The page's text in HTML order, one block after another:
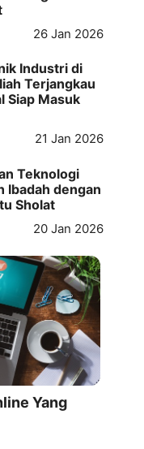
26 Jan 2026
Industri di
Terjangkau
Siap Masuk
21 Jan 2026
Teknologi
Ibadah dengan
Sholat
20 Jan 2026
Yang